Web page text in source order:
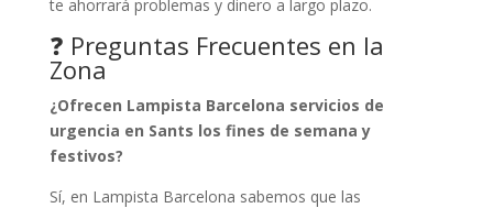
te ahorrará problemas y dinero a largo plazo.
❓ Preguntas Frecuentes en la
Zona
¿Ofrecen Lampista Barcelona servicios de
urgencia en Sants los fines de semana y
festivos?
Sí, en Lampista Barcelona sabemos que las